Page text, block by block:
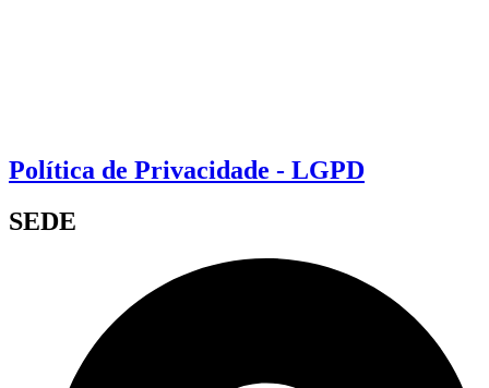
Política de Privacidade - LGPD
SEDE